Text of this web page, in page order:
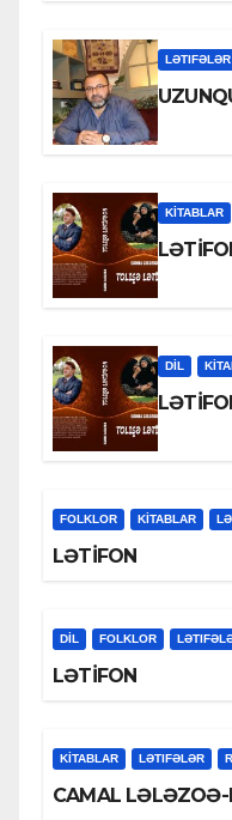
LƏTIFƏLƏR
KİTABLAR
DİL
FOLKLOR KİTABLAR
LƏTİFON
DİL FOLKLOR
LƏTİFON
KİTABLAR LƏTIFƏLƏR
CAMAL LƏLƏZOƏ-